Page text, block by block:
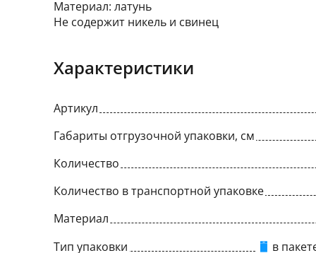
Материал: латунь
Не содержит никель и свинец
Характеристики
Артикул
Габариты отгрузочной упаковки, см
Количество
Количество в транспортной упаковке
Материал
Тип упаковки
в